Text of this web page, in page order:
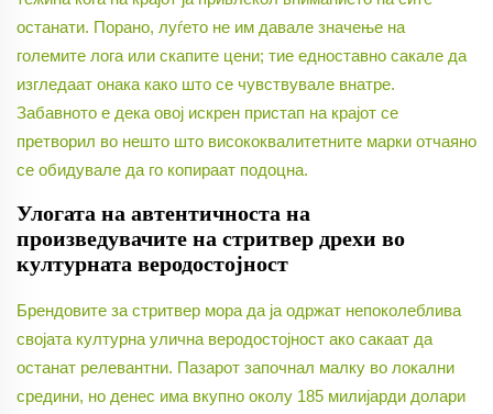
останати. Порано, луѓето не им давале значење на
големите лога или скапите цени; тие едноставно сакале да
изгледаат онака како што се чувствувале внатре.
Забавното е дека овој искрен пристап на крајот се
претворил во нешто што висококвалитетните марки отчаяно
се обидувале да го копираат подоцна.
Улогата на автентичноста на
произведувачите на стритвер дрехи во
културната веродостојност
Брендовите за стритвер мора да ја одржат непоколеблива
својата културна улична веродостојност ако сакаат да
останат релевантни. Пазарот започнал малку во локални
средини, но денес има вкупно околу 185 милијарди долари